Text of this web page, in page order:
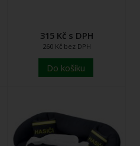
315 Kč s DPH
260 Kč bez DPH
Do košíku